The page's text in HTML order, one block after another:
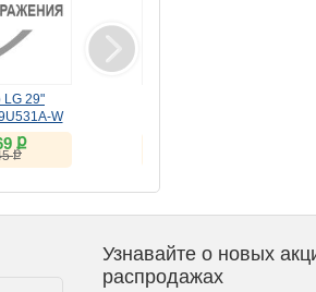
LG 29"
W
ք
ք
Узнавайте о новых
распродажах